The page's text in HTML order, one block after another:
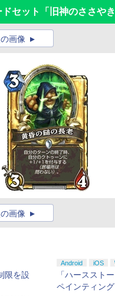
セット「旧神のささや
画像
画像
限を設
Android iOS
「ハーススト
ペインティン